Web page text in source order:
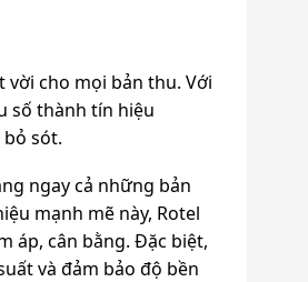
cho mọi bản thu. Với
số thành tín hiệu
sót.
ngay cả những bản
mạnh mẽ này, Rotel
áp, cân bằng. Đặc biệt,
và đảm bảo độ bền